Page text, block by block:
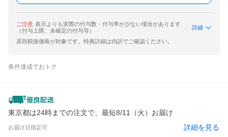
ご注意 表示よりも実際の付与数・付与率が少ない場合があります
（付与上限、未確定の付与等）
詳細
原則税抜価格が対象です。特典詳細は内訳でご確認ください。
条件達成でおトク
東京都は24時までの注文で、最短8/11（火）お届け
お届け日指定可 詳細を見る